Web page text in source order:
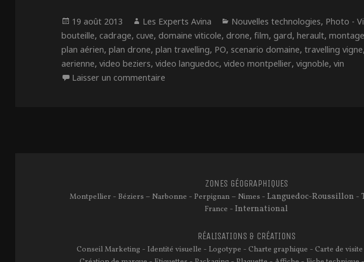
Publié
le
19 août 2013 Auteur
Les Experts Avina Catégories
Nouvelles technologies, Photo -
bouteille,cadrage,cuve, domaine viticole, drone,film, gard,herault,montage
plan aérien,plan drone,plan travelling, PO, scenario domaine,travelling vigne
aerienne,video beziers,video languedoc,video montpellier,vignoble,vin
Laisser un commentaire
ZONES GÉOGRAPHIQUES
Montpellier - Béziers – Narbonne - Perpignan – Nimes - Languedoc-Roussillon -
France - International
RÉALISATIONS & CRÉATIONS
Conseil Marketing - Identité visuelle - Logotype - Charte graphique - Carte de visite